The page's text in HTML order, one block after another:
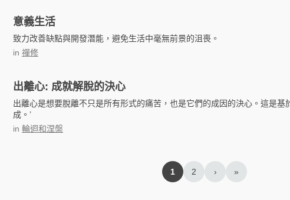
意義生活
致力改善缺點與開發潛能，避免生活中毫無前景的沮喪。
in 禪修
出離心: 成就解脫的決心
出離心是想要脫離不只是所有形式的痛苦，也是它們的成因的決心。這是基
成。’
in 輪迴和涅槃
1 2 › »